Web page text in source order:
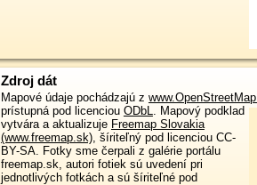
Zdroj dát
Mapové údaje pochádzajú z
prístupná pod licenciou ODbL. Mapový podklad
vytvára a aktualizuje Freemap Slovakia
(www.freemap.sk), šíriteľný pod licenciou CC-
BY-SA. Fotky sme čerpali z galérie portálu
freemap.sk, autori fotiek sú uvedení pri
jednotlivých fotkách a sú šíriteľné pod